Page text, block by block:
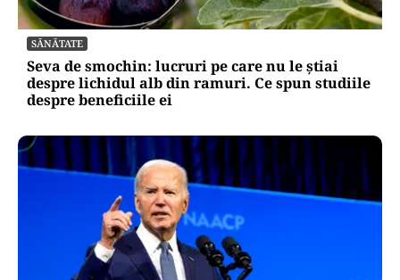
SĂNĂTATE
Seva de smochin: lucruri pe care nu le știai
despre lichidul alb din ramuri. Ce spun studiile
despre beneficiile ei